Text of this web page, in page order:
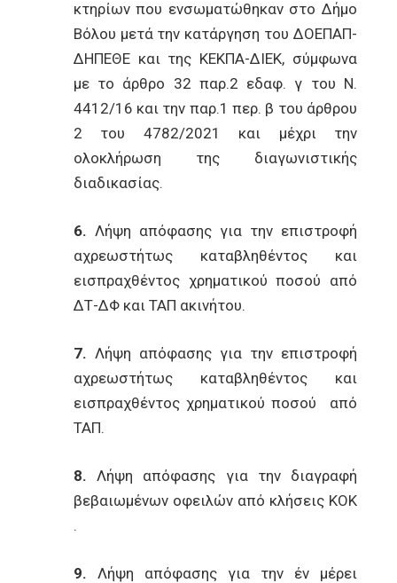
κτηρίων που ενσωματώθηκαν στο Δήμο
Βόλου μετά την κατάργηση του ΔΟΕΠΑΠ-
ΔΗΠΕΘΕ και της ΚΕΚΠΑ-ΔΙΕΚ, σύμφωνα
με το άρθρο 32 παρ.2 εδαφ. γ του Ν.
4412/16 και την παρ.1 περ. β του άρθρου
2 του 4782/2021 και μέχρι την
ολοκλήρωση της διαγωνιστικής
διαδικασίας.
6. Λήψη απόφασης για την επιστροφή
αχρεωστήτως καταβληθέντος και
εισπραχθέντος χρηματικού ποσού από
ΔΤ-ΔΦ και ΤΑΠ ακινήτου.
7. Λήψη απόφασης για την επιστροφή
αχρεωστήτως καταβληθέντος και
εισπραχθέντος χρηματικού ποσού από
ΤΑΠ.
8. Λήψη απόφασης για την διαγραφή
βεβαιωμένων οφειλών από κλήσεις ΚΟΚ
.
9. Λήψη απόφασης για την έν μέρει